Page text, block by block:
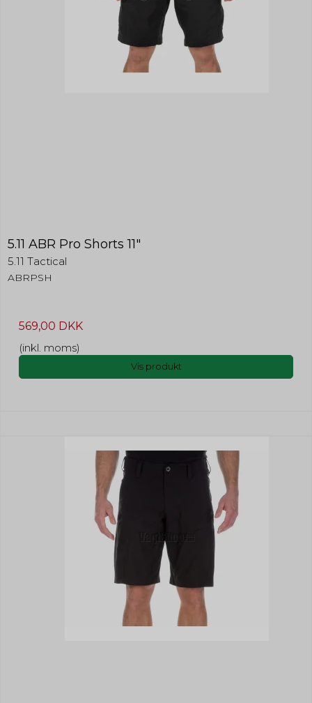
5.11 ABR Pro Shorts 11"
5.11 Tactical
ABRPSH
569,00 DKK
(inkl. moms)
Vis produkt